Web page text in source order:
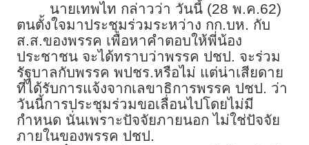
นายเทพไท กล่าวว่า วันนี้ (28 พ.ค.62)
ตนตั้งใจมาประชุมร่วมระหว่าง กก.บห. กับ
ส.ส.ของพรรค เพื่อหาคำตอบให้พี่น้อง
ประชาชน จะได้ทราบว่าพรรค ปชป. จะร่วม
รัฐบาลกับพรรค พปชร.หรือไม่ แต่น่าเสียดาย
ที่ได้รับการแจ้งจากเลขาธิการพรรค ปชป. ว่า
วันนี้การประชุมร่วมขอเลื่อนไปโดยไม่มี
กำหนด นั่นเพราะปัจจัยภายนอก ไม่ใช่ปัจจัย
ภายในของพรรค ปชป.